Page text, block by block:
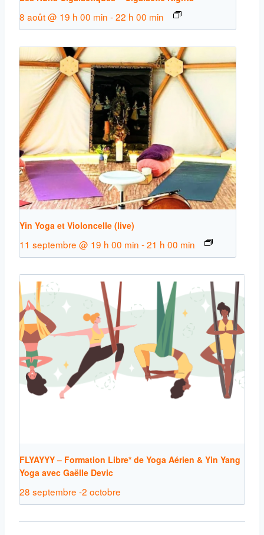
8 août @ 19 h 00 min -22 h 00 min
Yin Yoga et Violoncelle (live)
11 septembre @ 19 h 00 min -21 h 00 min
FLYAYYY – Formation Libre* de Yoga Aérien & Yin Yang
Yoga avec Gaëlle Devic
28 septembre -2 octobre